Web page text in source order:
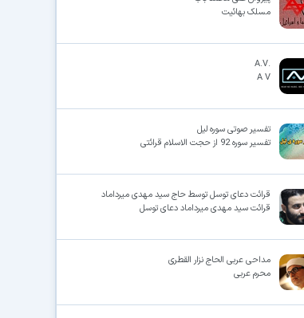
مسلک بهائیت
.A.V
A V
تفسیر صوتی سوره لیل
تفسیر سوره 92 از حجت الاسلام قرائتی
قرائت دعای توسل توسط حاج سید مهدی میرداماد
قرائت سید مهدی میرداماد دعای توسل
مداحی عربی الحاج نزار القطری
محرم عربی